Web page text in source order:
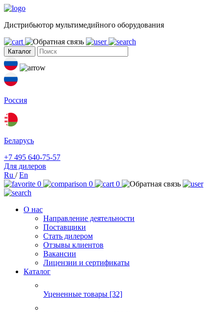
Дистрибьютор мультимедийного оборудования
Каталог
Россия
Беларусь
+7 495 640-75-57
Для дилеров
Ru /En
0
0 0
О нас
Направление деятельности
Поставщики
Стать дилером
Отзывы клиентов
Вакансии
Лицензии и сертификаты
Каталог
Уцененные товары [32]